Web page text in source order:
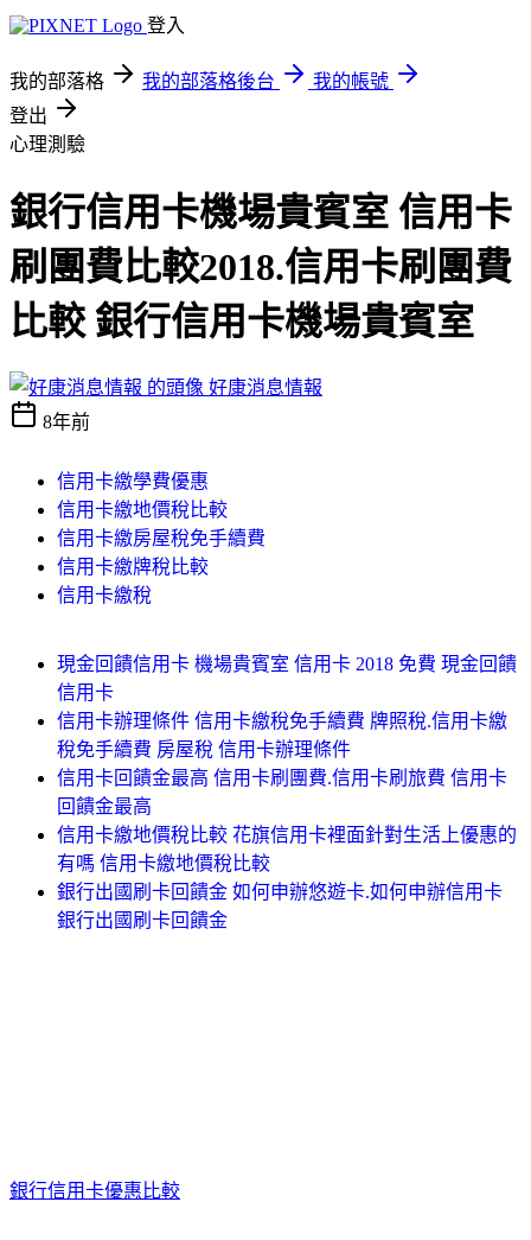
登入
我的部落格 我的部落格後台
我的帳號
登出
心理測驗
銀行信用卡機場貴賓室 信用卡
刷團費比較2018.信用卡刷團費
比較 銀行信用卡機場貴賓室
好康消息情報
8年前
信用卡繳學費優惠
信用卡繳地價稅比較
信用卡繳房屋稅免手續費
信用卡繳牌稅比較
信用卡繳稅
現金回饋信用卡 機場貴賓室 信用卡 2018 免費 現金回饋
信用卡
信用卡辦理條件 信用卡繳稅免手續費 牌照稅.信用卡繳
稅免手續費 房屋稅 信用卡辦理條件
信用卡回饋金最高 信用卡刷團費.信用卡刷旅費 信用卡
回饋金最高
信用卡繳地價稅比較 花旗信用卡裡面針對生活上優惠的
有嗎 信用卡繳地價稅比較
銀行出國刷卡回饋金 如何申辦悠遊卡.如何申辦信用卡
銀行出國刷卡回饋金
銀行信用卡優惠比較